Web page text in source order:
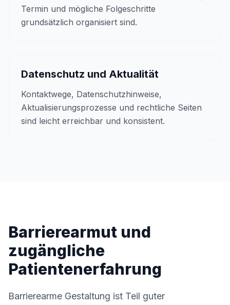
Termin und mögliche Folgeschritte
grundsätzlich organisiert sind.
Datenschutz und Aktualität
Kontaktwege, Datenschutzhinweise,
Aktualisierungsprozesse und rechtliche Seiten
sind leicht erreichbar und konsistent.
Barrierearmut und
zugängliche
Patientenerfahrung
Barrierearme Gestaltung ist Teil guter